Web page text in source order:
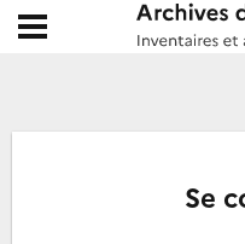
Archives
Ouvrir le menu déroulant
Se